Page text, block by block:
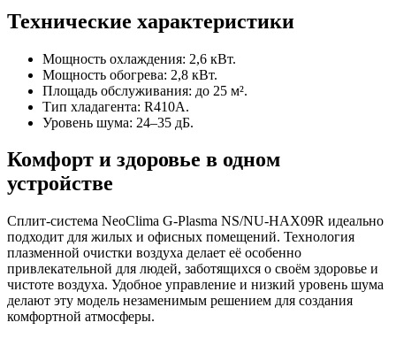
Технические характеристики
Мощность охлаждения: 2,6 кВт.
Мощность обогрева: 2,8 кВт.
Площадь обслуживания: до 25 м².
Тип хладагента: R410A.
Уровень шума: 24–35 дБ.
Комфорт и здоровье в одном
устройстве
Сплит-система NeoClima G-Plasma NS/NU-HAX09R идеально
подходит для жилых и офисных помещений. Технология
плазменной очистки воздуха делает её особенно
привлекательной для людей, заботящихся о своём здоровье и
чистоте воздуха. Удобное управление и низкий уровень шума
делают эту модель незаменимым решением для создания
комфортной атмосферы.